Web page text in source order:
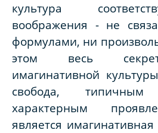
культура
воображения - не
формулами, ни
этом весь
имагинативной
свобода,
характерным
является имагинативная